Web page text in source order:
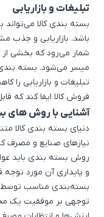
تبلیغات و بازاریابی
بسته بندی کالا می‌تواند
باشد. بازاریابی و جذب
شمار می‌رود که بخشی از
میسر می‌شود. بسته
تبلیغات و بازاریابی
فروش کالا ایفا کند که
آشنایی با روش های
دنیای بسته بندی کالا
نیازهای صنایع و مصرف
روش بسته بندی باید
و پایداری آن مورد توجه
بسته‌بندی مناسب توسط
توجهی بر موفقیت یک